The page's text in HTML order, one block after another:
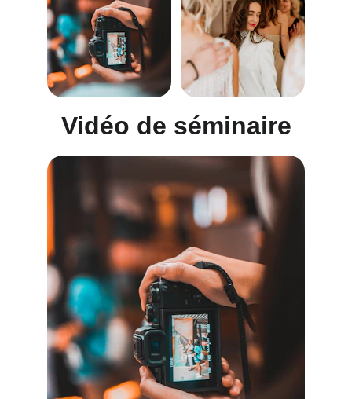
Vidéo de séminaire